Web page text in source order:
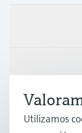
Soporte
Utilizamos